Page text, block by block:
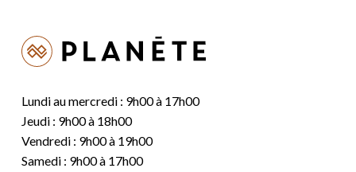
Lundi au mercredi : 9h00 à 17h00
Jeudi : 9h00 à 18h00
Vendredi : 9h00 à 19h00
Samedi : 9h00 à 17h00